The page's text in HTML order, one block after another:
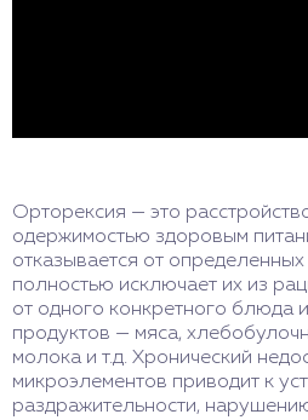
Орторексия — это
одержимостью здоровым
отказывается от
полностью исключает их из
от одного конкретного блюда
продуктов — мяса,
молока и т.д. Хронический
микроэлементов приводит к
раздражительности,